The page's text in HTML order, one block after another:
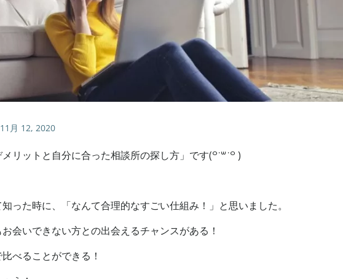
11月 12, 2020
ットと自分に合った相談所の探し方」です(꒪˙꒳˙꒪ )
った時に、「なんて合理的なすごい仕組み！」と思いました。
会いできない方との出会えるチャンスがある！
べることができる！